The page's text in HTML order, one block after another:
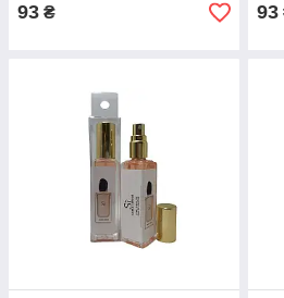
93 ₴ 93